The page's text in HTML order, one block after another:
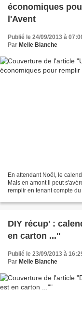
économiques
l'Avent
Publié le 24/09/2013 à
Par Melle Blanche
En attendant Noël, le
Mais en amont il peut
remplir en tenant compte
DIY récup' :
en carton ..."
Publié le 23/09/2013 à
Par Melle Blanche